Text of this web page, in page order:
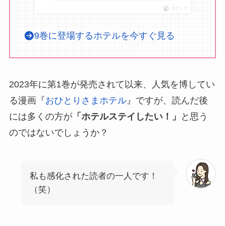
ポチップ
9巻に登場するホテルを今すぐ見る
2023年に第1巻が発売されて以来、人気を博してい
る漫画『おひとりさまホテル』ですが、読んだ後
には多くの方が「ホテルステイしたい！」
と思う
のではないでしょうか？
私も感化された読者の一人です！
（笑）